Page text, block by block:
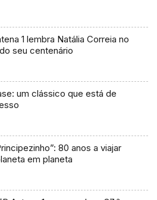
1 lembra Natália Correia no
seu centenário
um clássico que está de
80 anos a viajar
em planeta